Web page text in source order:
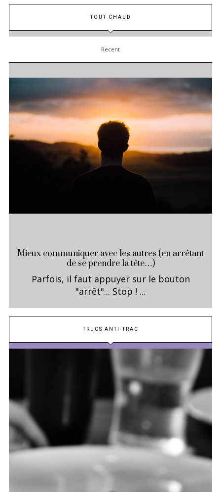
TOUT CHAUD
Recent
Mieux communiquer avec les autres (en arrêtant
de se prendre la tête…)
Parfois, il faut appuyer sur le bouton
"arrêt"... Stop ! ...
TRUCS ANTI-TRAC